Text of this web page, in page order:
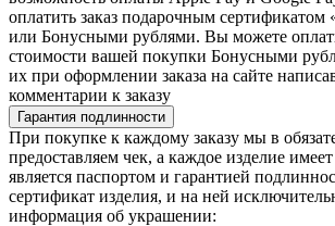
оплатить заказ подарочным сертификатом
или Бонусными рублями. Вы можете
стоимости вашей покупки Бонусными
их при оформлении заказа на сайте
комментарии к заказу
Гарантия подлинности
При покупке к каждому заказу мы в
предоставляем чек, а каждое изделие
является паспортом и гарантией
сертификат изделия, и на ней
информация об украшении: